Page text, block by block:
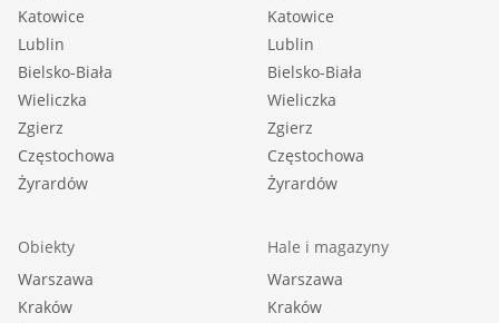
Katowice
Lublin
Bielsko-Biała
Wieliczka
Zgierz
Częstochowa
Żyrardów
Katowice
Lublin
Bielsko-Biała
Wieliczka
Zgierz
Częstochowa
Żyrardów
Obiekty
Warszawa
Kraków
Hale i magazyny
Warszawa
Kraków